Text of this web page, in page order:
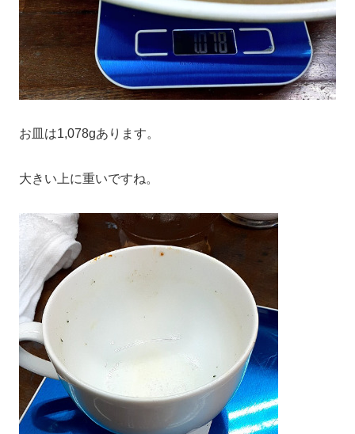
お皿は1,078gあります。
大きい上に重いですね。